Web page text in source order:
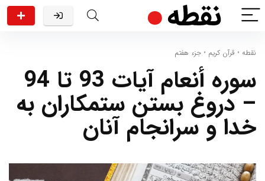
نقطه • قرآن کریم • جزء هفتم
سوره أنعام آیات 93 تا 94
– دروغ بستن ستمکاران به
خدا و سرانجام آنان